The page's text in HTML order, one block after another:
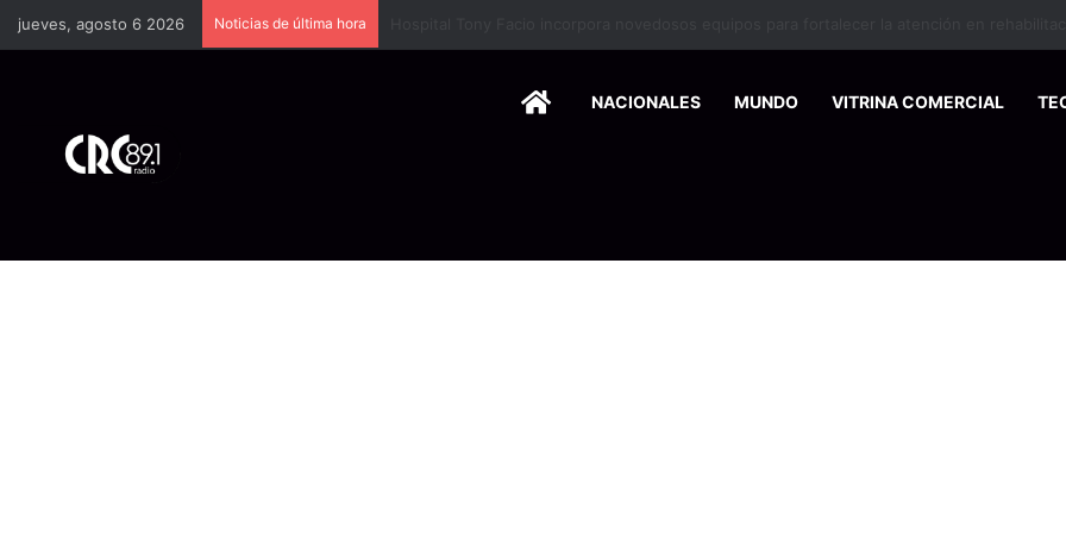
jueves, agosto 6 2026 Noticias de última hora
HOMENACIONALES MUNDO VITRINA COMERCIAL